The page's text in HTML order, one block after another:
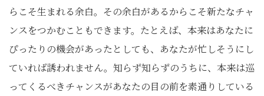
らこそ生まれる余白。その余白があるからこそ新たなチャ
ンスをつかむこともできます。たとえば、本来はあなたに
ぴったりの機会があったとしても、あなたが忙しそうにし
ていれば誘われません。知らず知らずのうちに、本来は巡
ってくるべきチャンスがあなたの目の前を素通りしている